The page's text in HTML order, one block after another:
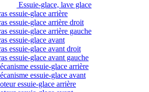
Essuie-glace, lave glace
essuie-glace arrière
essuie-glace arrière droit
essuie-glace arrière gauche
essuie-glace avant
essuie-glace avant droit
essuie-glace avant gauche
essuie-glace arrière
essuie-glace avant
essuie-glace arrière